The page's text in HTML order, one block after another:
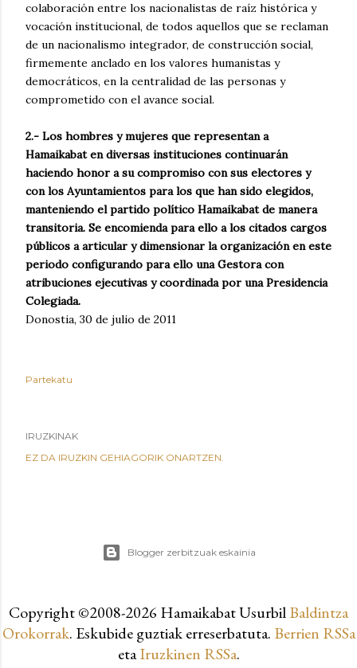
colaboración entre los nacionalistas de raíz histórica y
vocación institucional, de todos aquellos que se reclaman
de un nacionalismo integrador, de construcción social,
firmemente anclado en los valores humanistas y
democráticos, en la centralidad de las personas y
comprometido con el avance social.
2.- Los hombres y mujeres que representan a
Hamaikabat en diversas instituciones continuarán
haciendo honor a su compromiso con sus electores y
con los Ayuntamientos para los que han sido elegidos,
manteniendo el partido político Hamaikabat de manera
transitoria. Se encomienda para ello a los citados cargos
públicos a articular y dimensionar la organización en este
periodo configurando para ello una Gestora con
atribuciones ejecutivas y coordinada por una Presidencia
Colegiada.
Donostia, 30 de julio de 2011
Partekatu
IRUZKINAK
EZ DA IRUZKIN GEHIAGORIK ONARTZEN.
Blogger zerbitzuak eskainia
Copyright ©2008-2026 Hamaikabat UsurbilBaldintza
Orokorrak. Eskubide guztiak erreserbatuta. Berrien RSSa
etaIruzkinen RSSa.